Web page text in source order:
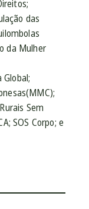
das
da Mulher
Global;
Sem
SOS Corpo; e